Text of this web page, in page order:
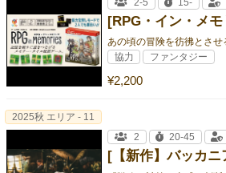
[RPG・イン・メモ
¥2,200
2-5 15-
協力 ファンタジー
2025秋 エリア - 11
2
20-45